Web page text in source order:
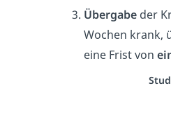
Übergabe der
Wochen krank,
eine Frist von